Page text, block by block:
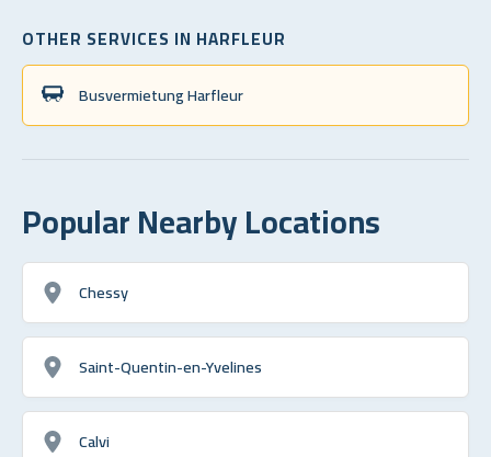
OTHER SERVICES IN HARFLEUR
Busvermietung Harfleur
Popular Nearby Locations
Chessy
Saint-Quentin-en-Yvelines
Calvi